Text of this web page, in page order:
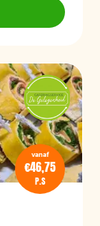
vanaf
€46,75
P.S